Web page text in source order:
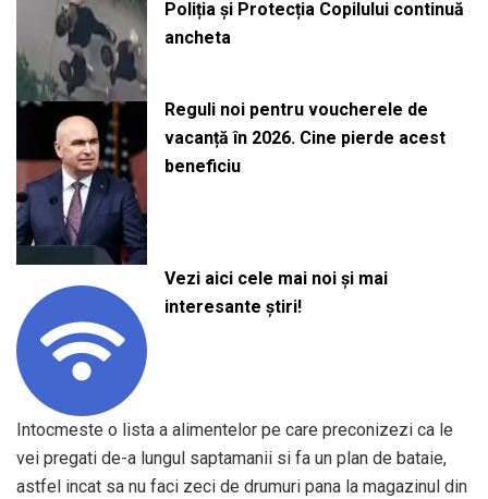
Poliția și Protecția Copilului continuă
ancheta
Reguli noi pentru voucherele de
vacanță în 2026. Cine pierde acest
beneficiu
Vezi aici cele mai noi și mai
interesante știri!
Intocmeste o lista a alimentelor pe care preconizezi ca le
vei pregati de-a lungul saptamanii si fa un plan de bataie,
astfel incat sa nu faci zeci de drumuri pana la magazinul din